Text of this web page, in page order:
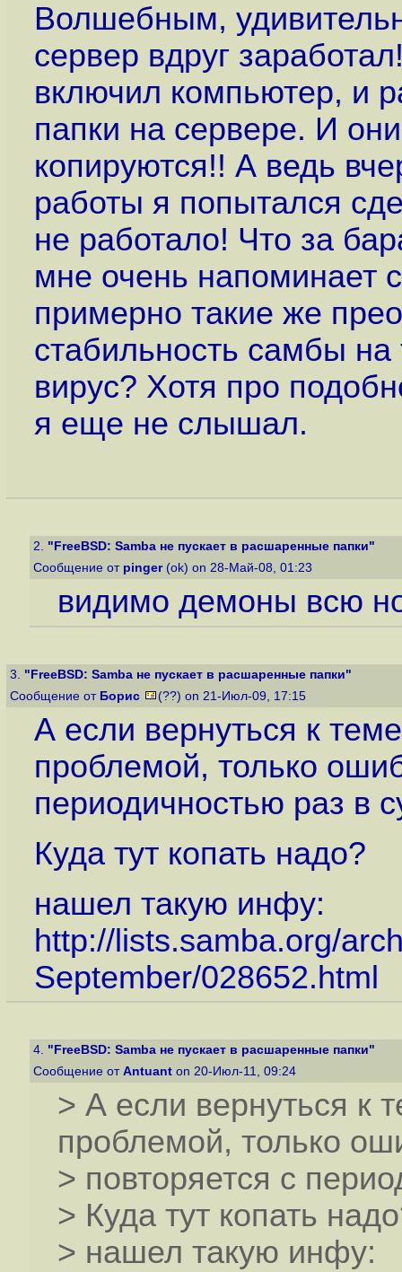
Волшебным,
сервер вдруг
включил компьютер, и
папки на сервере. И
копируются!! А ведь
работы я попытался
не работало! Что за
мне очень напоминает
примерно такие же
стабильность самбы
вирус? Хотя про
я еще не слышал.
2. "FreeBSD: Samba не пускает в расшаренные папки"
Сообщение от pinger(ok) on 28-Май-08, 01:23
видимо демоны всю
3. "FreeBSD: Samba не пускает в расшаренные папки"
Сообщение от Борис (??) on 21-Июл-09, 17:15
А если вернуться к
проблемой, только
периодичностью раз в
Куда тут копать надо?
нашел такую инфу:
http://lists.samba.org/
September/028652.html
4. "FreeBSD: Samba не пускает в расшаренные папки"
Сообщение от Antuant on 20-Июл-11, 09:24
> А если вернуться к
проблемой, только
> повторяется с
> Куда тут копать
> нашел такую инфу: